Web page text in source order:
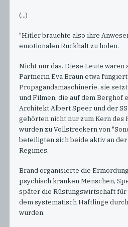
(...)
"Hitler brauchte also ihre
emotionalen Rückhalt zu holen.
Nicht nur das. Diese Leute
Partnerin Eva Braun etwa
Propagandamaschinerie, sie
und Filmen, die auf dem Berghof
Architekt Albert Speer und der
gehörten nicht nur zum Kern des
wurden zu Vollstreckern von
beteiligten sich beide aktiv an
Regimes.
Brand organisierte die
psychisch kranken Menschen,
später die Rüstungswirtschaft
dem systematisch Häftlinge
wurden.